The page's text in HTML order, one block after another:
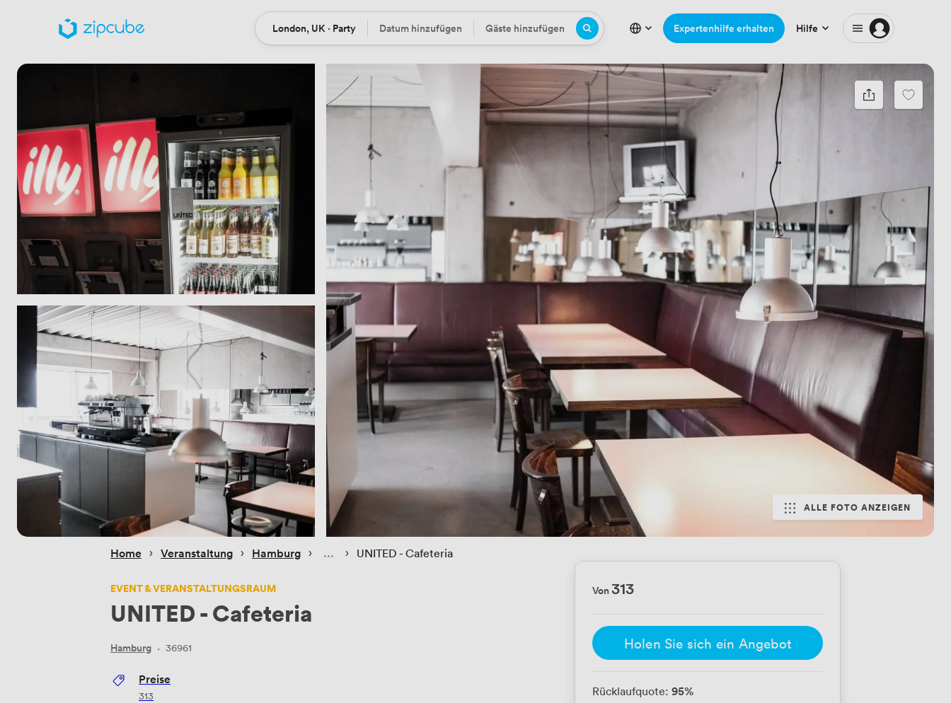
OrtLondon, UK · Party Datum
Datum hinzufügen Gäste
Gäste hinzufügen Expertenhilfe erhalten Hilfe
ALLE FOTO ANZEIGEN
Home › Veranstaltung › Hamburg › › UNITED - Cafeteria
EVENT & VERANSTALTUNGSRAUM
UNITED - Cafeteria
Hamburg · 36961
Preise
313
Von313
Holen Sie sich ein Angebot
Rücklaufquote: 95%